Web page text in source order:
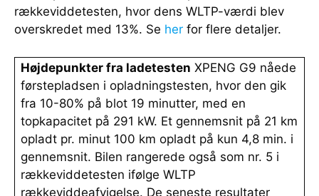
rækkeviddetesten, hvor dens WLTP-værdi blev
overskredet med 13%. Se her for flere detaljer.
Højdepunkter fra ladetesten XPENG G9 nåede
førstepladsen i opladningstesten, hvor den gik
fra 10-80% på blot 19 minutter, med en
topkapacitet på 291 kW. Et gennemsnit på 21 km
opladt pr. minut 100 km opladt på kun 4,8 min. i
gennemsnit. Bilen rangerede også som nr. 5 i
rækkeviddetesten ifølge WLTP
rækkeviddeafvigelse. De seneste resultater